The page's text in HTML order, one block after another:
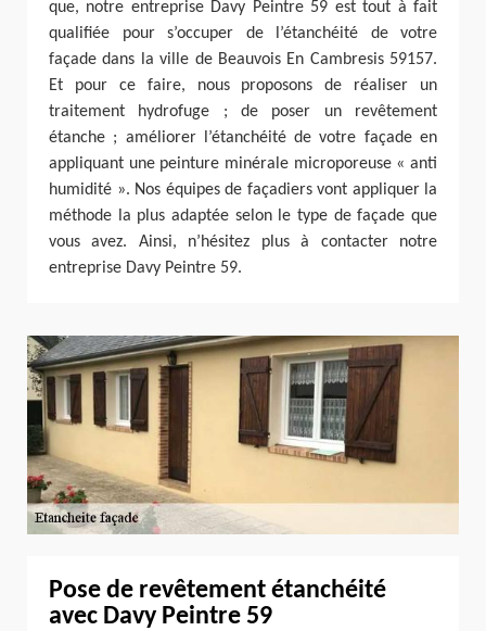
que, notre entreprise Davy Peintre 59 est tout à fait
qualifiée pour s’occuper de l’étanchéité de votre
façade dans la ville de Beauvois En Cambresis 59157.
Et pour ce faire, nous proposons de réaliser un
traitement hydrofuge ; de poser un revêtement
étanche ; améliorer l’étanchéité de votre façade en
appliquant une peinture minérale microporeuse « anti
humidité ». Nos équipes de façadiers vont appliquer la
méthode la plus adaptée selon le type de façade que
vous avez. Ainsi, n’hésitez plus à contacter notre
entreprise Davy Peintre 59.
Pose de revêtement étanchéité
avec Davy Peintre 59